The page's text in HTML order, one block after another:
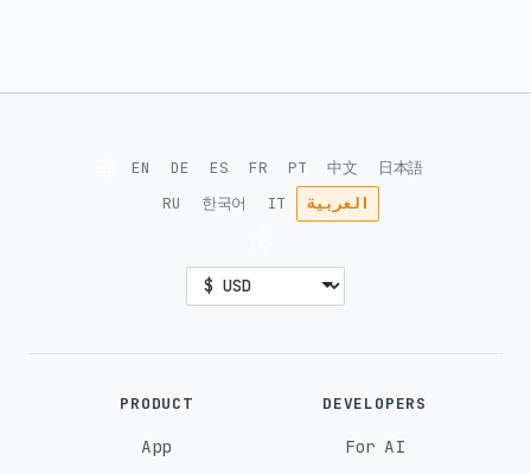
EN DE ES FR PT 中文
日本語
RU
한국어 IT العربية
PRODUCT
App
DEVELOPERS
For AI